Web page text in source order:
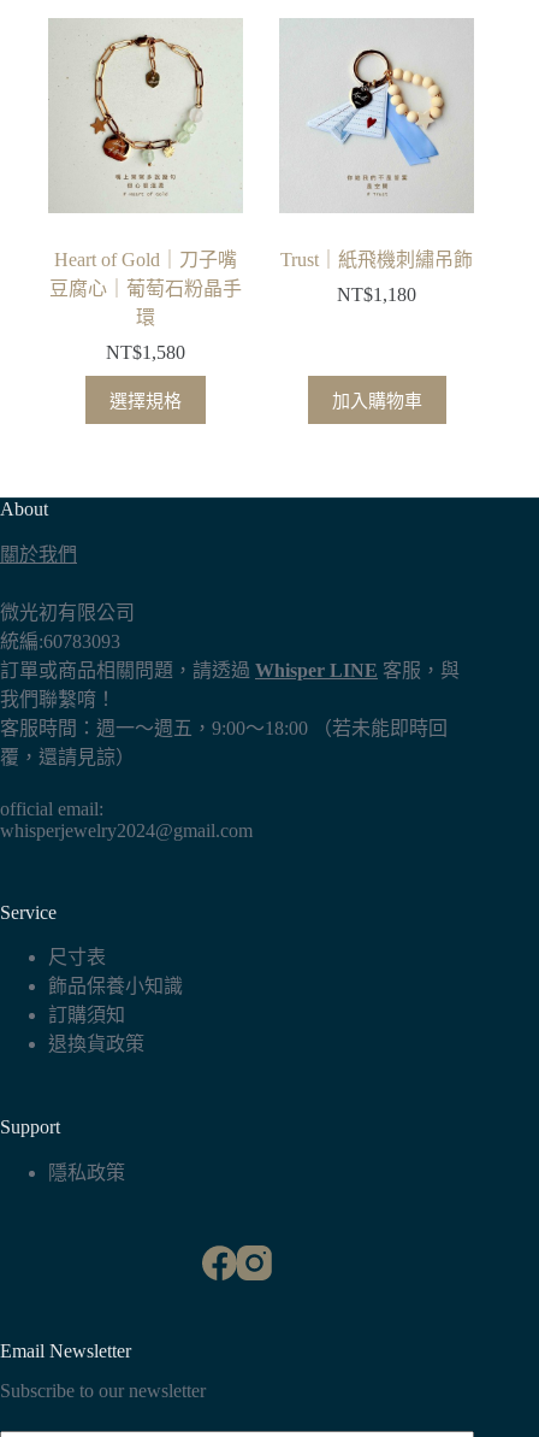
有
多
種
式。
可
在
品
頁
面
選
選
項
有
多
種
款
式。
在
品
頁
選
項
Heart of Gold｜刀子嘴
豆腐心｜葡萄石粉晶手
環
NT$1,580
選擇規格
此
產
產
頁
擇
Trust｜紙飛機刺繡吊飾
NT$1,180
加入購物車
About
關於我們
微光初有限公司
統編:60783093
訂單或商品相關問題，請透過 Whisper LINE 客服，與
我們聯繫唷！
客服時間：週一～週五，9:00～18:00 （若未能即時回
覆，還請見諒）
official email:
whisperjewelry2024@gmail.com
Service
尺寸表
飾品保養小知識
訂購須知
退換貨政策
Support
隱私政策
Email Newsletter
Subscribe to our newsletter